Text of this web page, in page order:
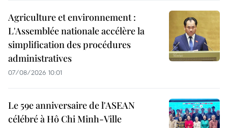
Agriculture et environnement :
L'Assemblée nationale accélère la
simplification des procédures
administratives
07/08/2026 10:01
Le 59e anniversaire de l'ASEAN
célébré à Hô Chi Minh-Ville